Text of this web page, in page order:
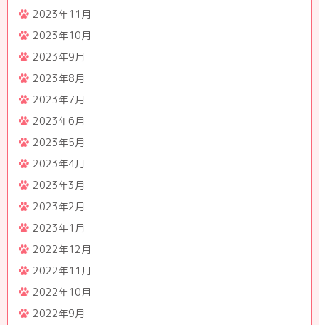
2023年11月
2023年10月
2023年9月
2023年8月
2023年7月
2023年6月
2023年5月
2023年4月
2023年3月
2023年2月
2023年1月
2022年12月
2022年11月
2022年10月
2022年9月